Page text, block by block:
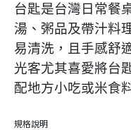
台匙是台灣日常餐
湯、粥品及帶汁料
易清洗，且手感舒
光客尤其喜愛將台
配地方小吃或米食
規格說明